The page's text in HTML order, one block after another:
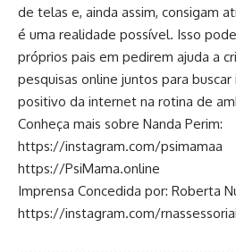
de telas e, ainda assim, consigam
é uma realidade possível. Isso
próprios pais em pedirem ajuda a
pesquisas online juntos para
positivo da internet na rotina de
Conheça mais sobre Nanda Perim:
https://instagram.com/psimamaa
https://PsiMama.online
Imprensa Concedida por: Roberta
https://instagram.com/